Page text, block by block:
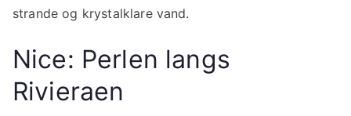
strande og krystalklare vand.
Nice: Perlen langs
Rivieraen